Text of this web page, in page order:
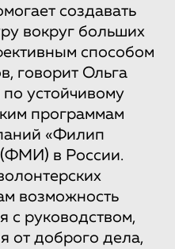
создавать
вокруг больших
способом
говорит Ольга
устойчивому
программам
«Филип
в России.
возможность
с руководством,
от доброго дела,